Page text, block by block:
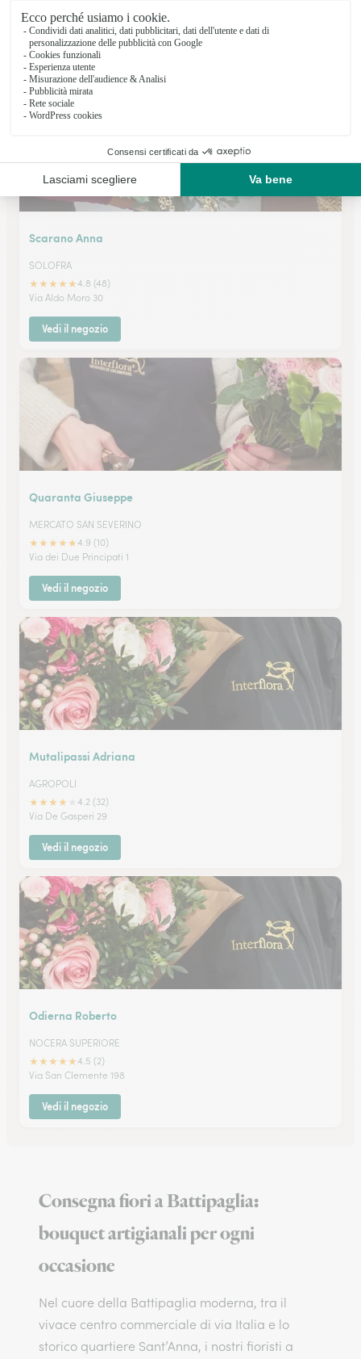
★★★★★4.9 (191)
Corso Mazzini 159
Vedi il negozio
Scarano Anna
SOLOFRA
★★★★★4.8 (48)
Via Aldo Moro 30
Vedi il negozio
Quaranta Giuseppe
MERCATO SAN SEVERINO
★★★★★4.9 (10)
Via dei Due Principati 1
Vedi il negozio
Mutalipassi Adriana
AGROPOLI
★★★★
4.2 (32)
Via De Gasperi 29
Vedi il negozio
Odierna Roberto
NOCERA SUPERIORE
★★★★★4.5 (2)
Via San Clemente 198
Vedi il negozio
Consegna fiori a Battipaglia:
bouquet artigianali per ogni
occasione
Nel cuore della Battipaglia moderna, tra il
vivace centro commerciale di via Italia e lo
storico quartiere Sant’Anna, i nostri fioristi a